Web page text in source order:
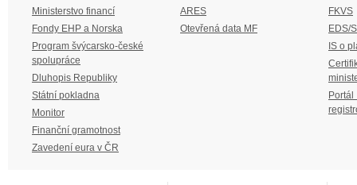
Ministerstvo financí
Fondy EHP a Norska
Program švýcarsko-české
spolupráce
Dluhopis Republiky
Státní pokladna
Monitor
Finanční gramotnost
Zavedení eura v ČR
ARES
Otevřená data MF
FKVS
EDS/
IS o
Portál